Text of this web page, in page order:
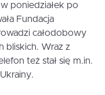
w poniedziałek po
Fundacja
całodobowy
bliskich. Wraz z
też stał się m.in.